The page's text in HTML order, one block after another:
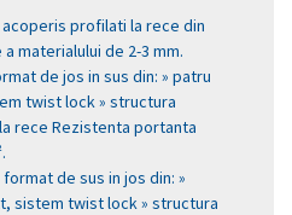
profilati la rece din
materialului de 2-3 mm.
de jos in sus din: » patru
twist lock » structura
rece Rezistenta portanta
de sus in jos din: »
sistem twist lock » structura